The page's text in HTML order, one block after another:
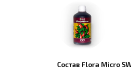
Состав Flora Micro